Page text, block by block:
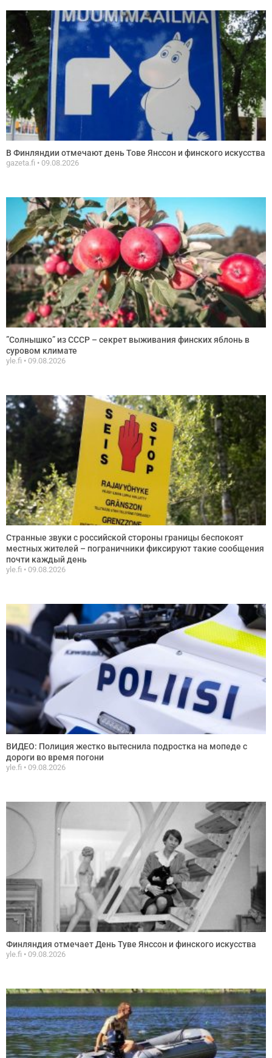
В Финляндии отмечают день Тове Янссон и финского искусства
gazeta.fi 09.08.2026
”Солнышко” из СССР – секрет выживания финских яблонь в
суровом климате
yle.fi 09.08.2026
Странные звуки с российской стороны границы беспокоят
местных жителей – пограничники фиксируют такие сообщения
почти каждый день
yle.fi 09.08.2026
ВИДЕО: Полиция жестко вытеснила подростка на мопеде с
дороги во время погони
yle.fi 09.08.2026
Финляндия отмечает День Туве Янссон и финского искусства
yle.fi 09.08.2026